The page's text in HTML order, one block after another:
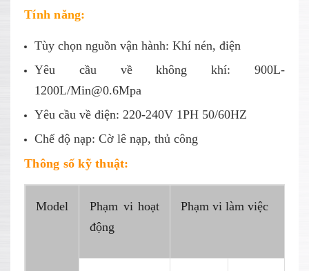
Tính năng:
Tùy chọn nguồn vận hành: Khí nén, điện
Yêu cầu về không khí: 900L-
1200L/Min@0.6Mpa
Yêu cầu về điện: 220-240V 1PH 50/60HZ
Chế độ nạp: Cờ lê nạp, thủ công
Thông số kỹ thuật:
Model
Phạm vi hoạt
động
Phạm vi làm việc